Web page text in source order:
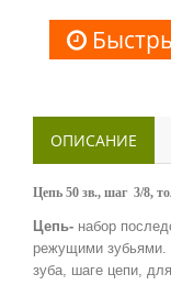
ОПИСАНИЕ
Цепь 50 зв., шаг 3/8,
Цепь- набор
режущими зубьями.
зуба, шаге цепи,